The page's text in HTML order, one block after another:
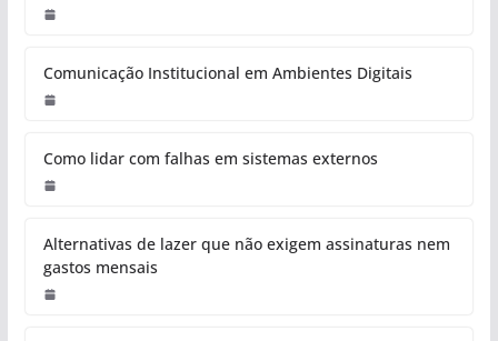
Comunicação Institucional em Ambientes Digitais
Como lidar com falhas em sistemas externos
Alternativas de lazer que não exigem assinaturas nem
gastos mensais